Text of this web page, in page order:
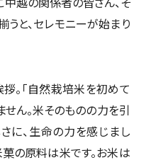
と、セレモニーが始まり
。「自然栽培米を初めて
ん。米そのものの力を引
に、生命の力を感じまし
の原料は米です。お米は